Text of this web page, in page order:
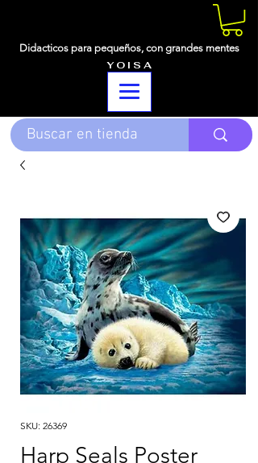
Didacticos para pequeños, con grandes mentes
Y O I S A
SKU: 26369
Harp Seals Poster